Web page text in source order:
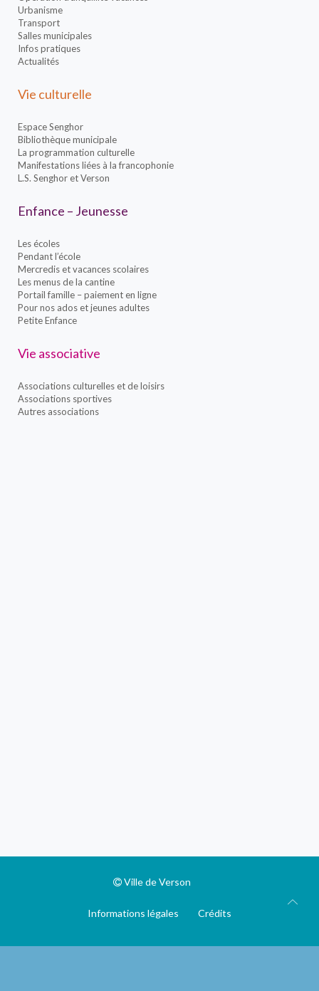
Urbanisme
Transport
Salles municipales
Infos pratiques
Actualités
Vie culturelle
Espace Senghor
Bibliothèque municipale
La programmation culturelle
Manifestations liées à la francophonie
L.S. Senghor et Verson
Enfance – Jeunesse
Les écoles
Pendant l’école
Mercredis et vacances scolaires
Les menus de la cantine
Portail famille – paiement en ligne
Pour nos ados et jeunes adultes
Petite Enfance
Vie associative
Associations culturelles et de loisirs
Associations sportives
Autres associations
Ville de Verson
Informations légales Crédits